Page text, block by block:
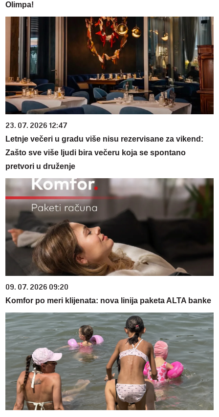
Olimpa!
23. 07. 2026 12:47
Letnje večeri u gradu više nisu rezervisane za vikend:
Zašto sve više ljudi bira večeru koja se spontano
pretvori u druženje
09. 07. 2026 09:20
Komfor po meri klijenata: nova linija paketa ALTA banke